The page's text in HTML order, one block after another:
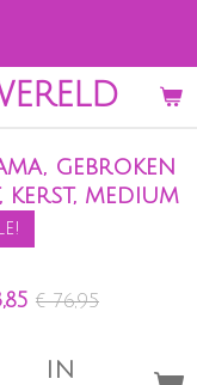
gebroken
kerst, medium
€ 76,95
IN